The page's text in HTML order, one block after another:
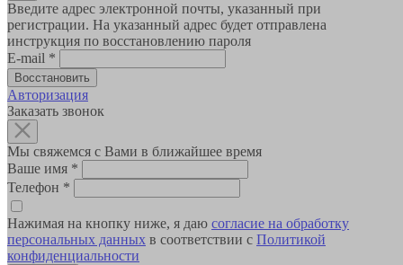
Введите адрес электронной почты, указанный при
регистрации. На указанный адрес будет отправлена
инструкция по восстановлению пароля
E-mail *
Авторизация
Заказать звонок
Мы свяжемся с Вами в ближайшее время
Ваше имя *
Телефон *
Нажимая на кнопку ниже, я даю согласие на обработку
персональных данных в соответствии с Политикой
конфиденциальности